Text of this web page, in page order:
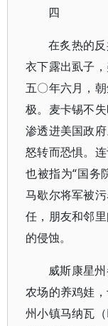
四
在炙热的
衣下露出虱子
五〇年六月，
极。麦卡锡不
渗透进美国政
怒转而恐惧。
也被指为“国务
马歇尔将军被
任，朋友和邻
的侵蚀。
威斯康星
农场的养鸡娃
州小镇马纳瓦